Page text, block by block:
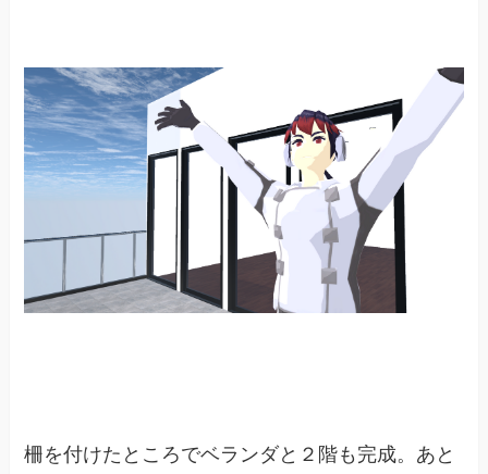
柵を付けたところでベランダと２階も完成。あと